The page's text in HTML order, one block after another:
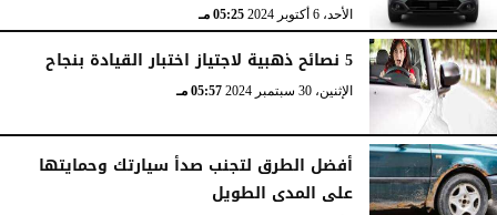
الأحد، 6 أكتوبر 2024 05:25 مـ
5 نصائح ذهبية لاجتياز اختبار القيادة بنجاح
الإثنين، 30 سبتمبر 2024 05:57 مـ
أفضل الطرق لتجنب صدأ سيارتك وحمايتها
على المدى الطويل